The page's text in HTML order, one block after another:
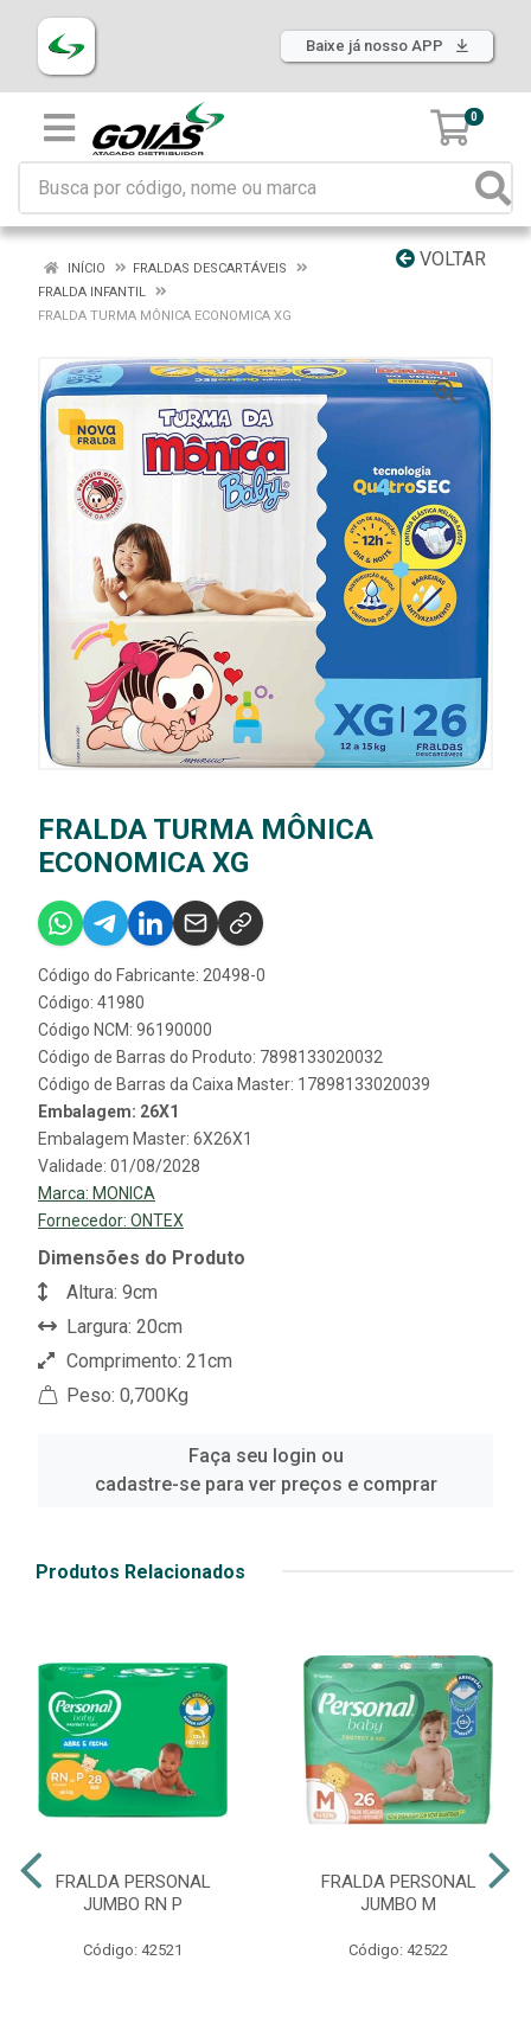
Baixe já nosso APP
0
VOLTAR
INÍCIO
FRALDAS DESCARTÁVEIS
FRALDA INFANTIL
FRALDA TURMA MÔNICA ECONOMICA XG
FRALDA TURMA MÔNICA
ECONOMICA XG
Código do Fabricante: 20498-0
Código: 41980
Código NCM: 96190000
Código de Barras do Produto: 7898133020032
Código de Barras da Caixa Master: 17898133020039
Embalagem: 26X1
Embalagem Master: 6X26X1
Validade: 01/08/2028
Marca: MONICA
Fornecedor: ONTEX
Dimensões do Produto
Altura: 9cm
Largura: 20cm
Comprimento: 21cm
Peso: 0,700Kg
Faça seu login ou
cadastre-se para ver preços e comprar
Produtos Relacionados
FRALDA PERSONAL
JUMBO RN P
Código: 42521
FRALDA PERSONAL
JUMBO M
Código: 42522